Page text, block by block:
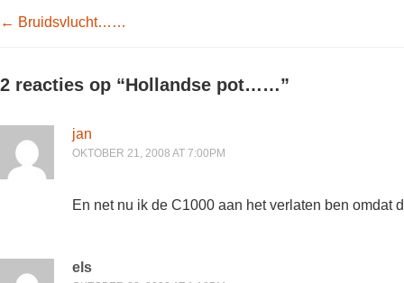
Post navigation
← Bruidsvlucht……
2 reacties op “Hollandse pot……”
jan
OKTOBER 21, 2008 AT 7:00PM
En net nu ik de C1000 aan het verlaten ben omdat
els